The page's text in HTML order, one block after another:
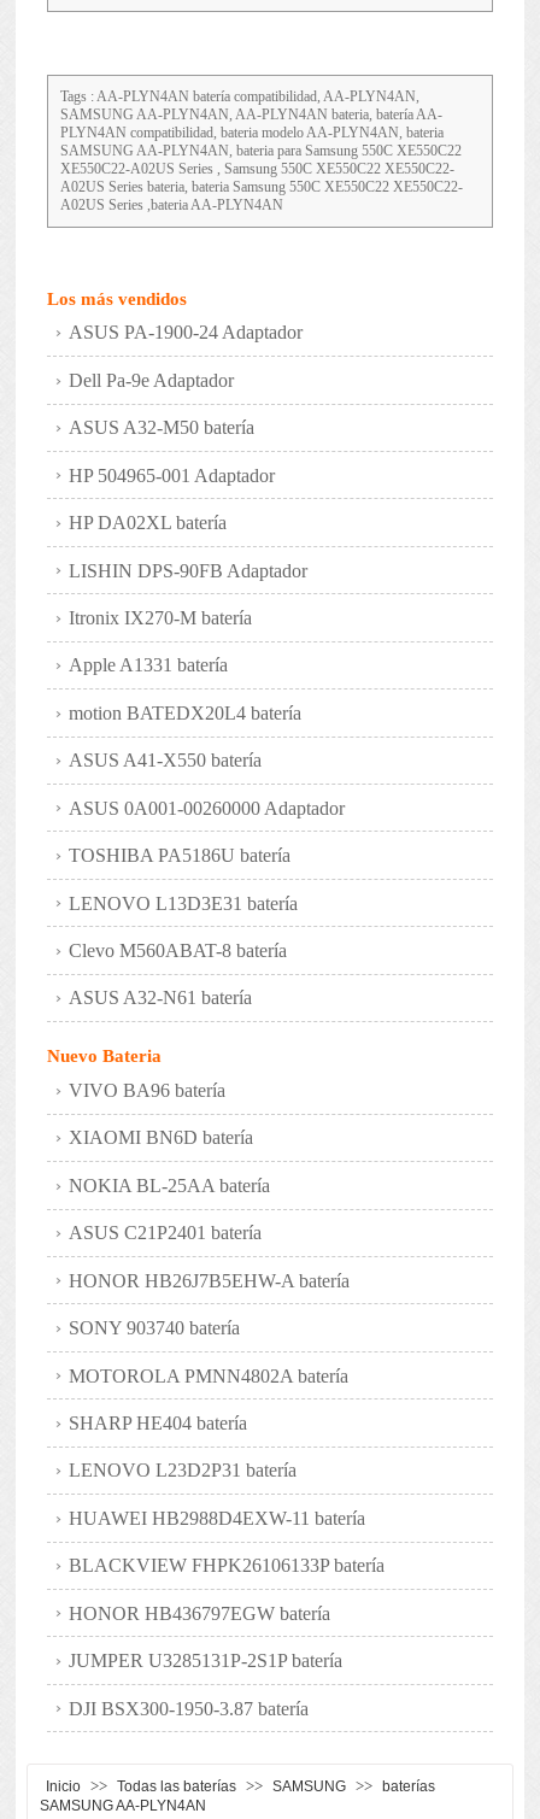
Tags : AA-PLYN4AN batería compatibilidad, AA-PLYN4AN,
SAMSUNG AA-PLYN4AN, AA-PLYN4AN bateria, batería AA-
PLYN4AN compatibilidad, bateria modelo AA-PLYN4AN, bateria
SAMSUNG AA-PLYN4AN, bateria para Samsung 550C XE550C22
XE550C22-A02US Series , Samsung 550C XE550C22 XE550C22-
A02US Series bateria, bateria Samsung 550C XE550C22 XE550C22-
A02US Series ,bateria AA-PLYN4AN
Los más vendidos
ASUS PA-1900-24 Adaptador
Dell Pa-9e Adaptador
ASUS A32-M50 batería
HP 504965-001 Adaptador
HP DA02XL batería
LISHIN DPS-90FB Adaptador
Itronix IX270-M batería
Apple A1331 batería
motion BATEDX20L4 batería
ASUS A41-X550 batería
ASUS 0A001-00260000 Adaptador
TOSHIBA PA5186U batería
LENOVO L13D3E31 batería
Clevo M560ABAT-8 batería
ASUS A32-N61 batería
Nuevo Bateria
VIVO BA96 batería
XIAOMI BN6D batería
NOKIA BL-25AA batería
ASUS C21P2401 batería
HONOR HB26J7B5EHW-A batería
SONY 903740 batería
MOTOROLA PMNN4802A batería
SHARP HE404 batería
LENOVO L23D2P31 batería
HUAWEI HB2988D4EXW-11 batería
BLACKVIEW FHPK26106133P batería
HONOR HB436797EGW batería
JUMPER U3285131P-2S1P batería
DJI BSX300-1950-3.87 batería
Inicio >> Todas las baterías >> SAMSUNG >>
baterías
SAMSUNG AA-PLYN4AN